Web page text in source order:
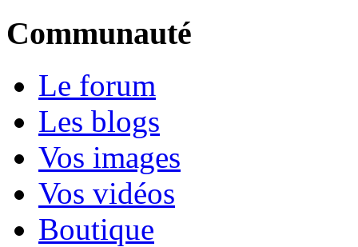
Communauté
Le forum
Les blogs
Vos images
Vos vidéos
Boutique